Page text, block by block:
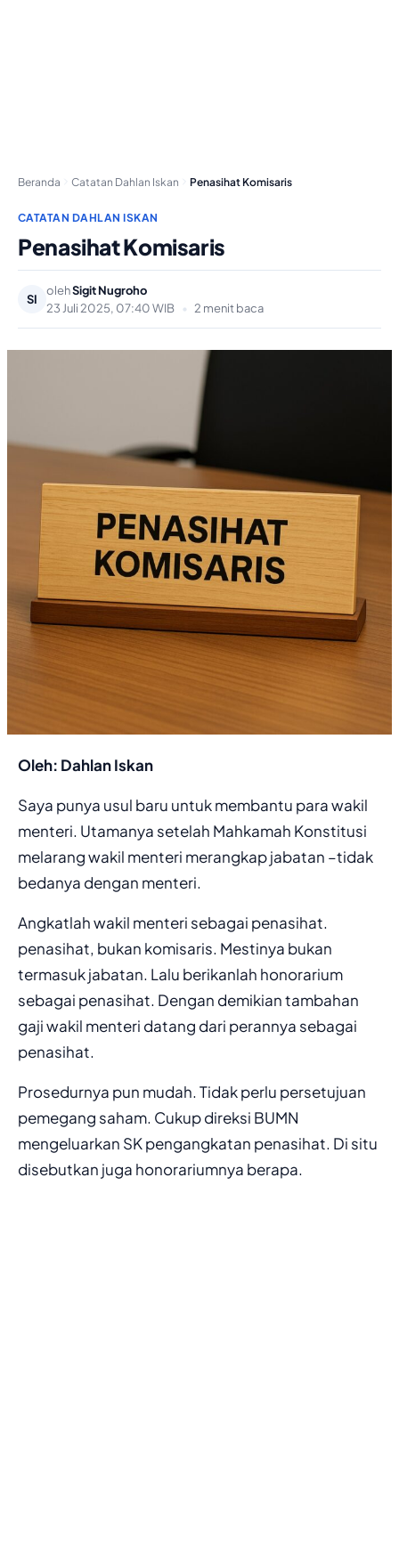
Beranda Catatan Dahlan Iskan Penasihat Komisaris
CATATAN DAHLAN ISKAN
Penasihat Komisaris
SI
olehSigit Nugroho
23 Juli 2025, 07:40 WIB
• 2 menit baca
Oleh: Dahlan Iskan
Saya punya usul baru untuk membantu para wakil
menteri. Utamanya setelah Mahkamah Konstitusi
melarang wakil menteri merangkap jabatan –tidak
bedanya dengan menteri.
Angkatlah wakil menteri sebagai penasihat.
penasihat, bukan komisaris. Mestinya bukan
termasuk jabatan. Lalu berikanlah honorarium
sebagai penasihat. Dengan demikian tambahan
gaji wakil menteri datang dari perannya sebagai
penasihat.
Prosedurnya pun mudah. Tidak perlu persetujuan
pemegang saham. Cukup direksi BUMN
mengeluarkan SK pengangkatan penasihat. Di situ
disebutkan juga honorariumnya berapa.